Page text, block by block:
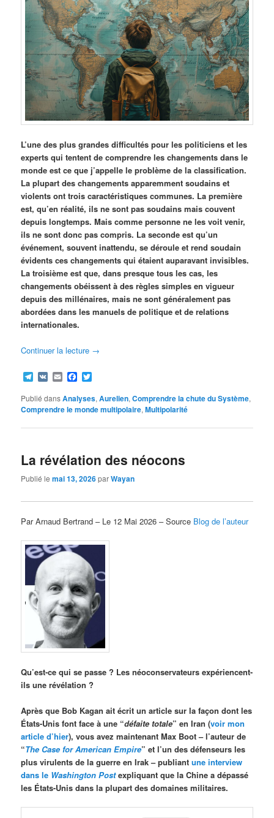
L’une des plus grandes difficultés pour les politiciens et les
experts qui tentent de comprendre les changements dans le
monde est ce que j’appelle le problème de la classification.
La plupart des changements apparemment soudains et
violents ont trois caractéristiques communes. La première
est, qu’en réalité, ils ne sont pas soudains mais couvent
depuis longtemps. Mais comme personne ne les voit venir,
ils ne sont donc pas compris. La seconde est qu’un
événement, souvent inattendu, se déroule et rend soudain
évidents ces changements qui étaient auparavant invisibles.
La troisième est que, dans presque tous les cas, les
changements obéissent à des règles simples en vigueur
depuis des millénaires, mais ne sont généralement pas
abordées dans les manuels de politique et de relations
internationales.
Continuer la lecture →
Telegram
VK EmailFacebook
Publié dansAnalyses,Aurelien,Comprendre la chute du Système,
Comprendre le monde multipolaire,Multipolarité
La révélation des néocons
Publié lemai 13, 2026parWayan
Par Arnaud Bertrand – Le 12 Mai 2026 – Source Blog de l’auteur
Qu’est-ce qui se passe ? Les néoconservateurs expériencent-
ils une révélation ?
Après que Bob Kagan ait écrit un article sur la façon dont les
États-Unis font face à une “défaite totale” en Iran (voir mon
article d’hier), vous avez maintenant Max Boot – l’auteur de
“The Case for American Empire” et l’un des défenseurs les
plus virulents de la guerre en Irak – publiantune interview
dans le Washington Postexpliquant que la Chine a dépassé
les États-Unis dans la plupart des domaines militaires.